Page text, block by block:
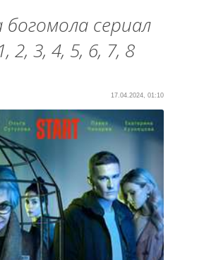
богомола сериал
2, 3, 4, 5, 6, 7, 8
17.04.2024, 01:10